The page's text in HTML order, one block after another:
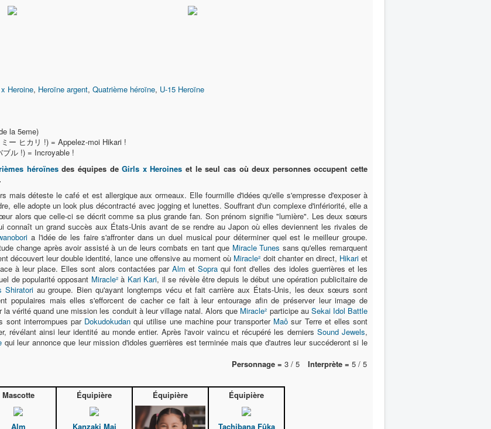
Heroine, Heroïne argent, Quatrième héroïne, U-15 Heroïne
la 5eme)
ー ヒカリ !) = Appelez-moi Hikari !
ブル !) = Incroyable !
héroïnesdes équipes deGirls x Heroines et le seul cas où deux personnes occupent cette
mais déteste le café et est allergique aux ormeaux. Elle fourmille d'idées qu'elle s'empresse d'exposer à
elle adopte un look plus décontracté avec jogging et lunettes. Souffrant d'un complexe d'infériorité, elle a
alors que celle-ci se décrit comme sa plus grande fan. Son prénom signifie "lumière". Les deux sœurs
connaît un grand succès aux États-Unis avant de se rendre au Japon où elles deviennent les rivales de
a l'idée de les faire s'affronter dans un duel musical pour déterminer quel est le meilleur groupe.
change après avoir assisté à un de leurs combats en tant que Miracle Tunes sans qu'elles remarquent
découvert leur double identité, lance une offensive au moment où Miracle² doit chanter en direct, Hikariet
à leur place. Elles sont alors contactées par Alm etSopra qui font d'elles des idoles guerrières et les
de popularité opposant Miracle²à Kari Kari, il se révèle être depuis le début une opération publicitaire de
Shiratoriau groupe. Bien qu'ayant longtemps vécu et fait carrière aux États-Unis, les deux sœurs sont
populaires mais elles s'efforcent de cacher ce fait à leur entourage afin de préserver leur image de
vérité quand une mission les conduit à leur village natal. Alors que Miracle² participe au Sekai Idol Battle
sont interrompues par Dokudokudan qui utilise une machine pour transporter Maô sur Terre et elles sont
révélant ainsi leur identité au monde entier. Après l'avoir vaincu et récupéré les derniers Sound Jewels,
qui leur annonce que leur mission d'idoles guerrières est terminée mais que d'autres leur succéderont si le
Personnage = 3 / 5 Interprète = 5 / 5
Mascotte
Alm
Équipière
Kanzaki Mai
Équipière Équipière
Tachibana Fûka